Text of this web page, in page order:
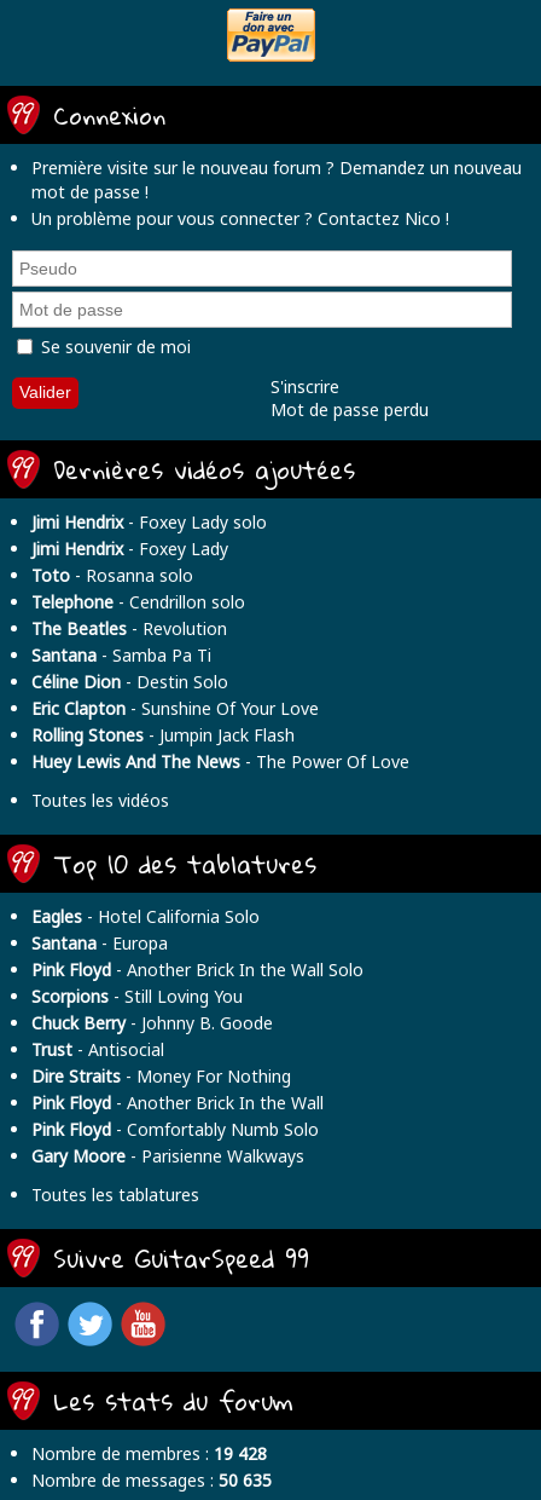
Connexion
Première visite sur le nouveau forum ? Demandez un nouveau
mot de passe !
Un problème pour vous connecter ? Contactez Nico !
Se souvenir de moi
S'inscrire
Mot de passe perdu
Dernières vidéos ajoutées
Jimi Hendrix- Foxey Lady solo
Jimi Hendrix- Foxey Lady
Toto - Rosanna solo
Telephone - Cendrillon solo
The Beatles - Revolution
Santana - Samba Pa Ti
Céline Dion - Destin Solo
Eric Clapton - Sunshine Of Your Love
Rolling Stones - Jumpin Jack Flash
Huey Lewis And The News - The Power Of Love
Toutes les vidéos
Top 10 des tablatures
Eagles - Hotel California Solo
Santana - Europa
Pink Floyd - Another Brick In the Wall Solo
Scorpions - Still Loving You
Chuck Berry- Johnny B. Goode
Trust - Antisocial
Dire Straits - Money For Nothing
Pink Floyd - Another Brick In the Wall
Pink Floyd - Comfortably Numb Solo
Gary Moore - Parisienne Walkways
Toutes les tablatures
Suivre GuitarSpeed 99
Les stats du forum
Nombre de membres : 19 428
Nombre de messages : 50 635